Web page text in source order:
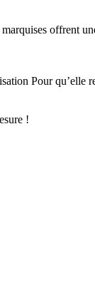
offrent
Pour qu’elle
!